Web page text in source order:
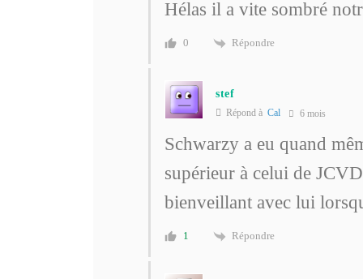
Hélas il a vite sombré
0 Répondre
stef
Répond à Cal 6 mois
Schwarzy a eu quand
supérieur à celui de
bienveillant avec lui
1 Répondre